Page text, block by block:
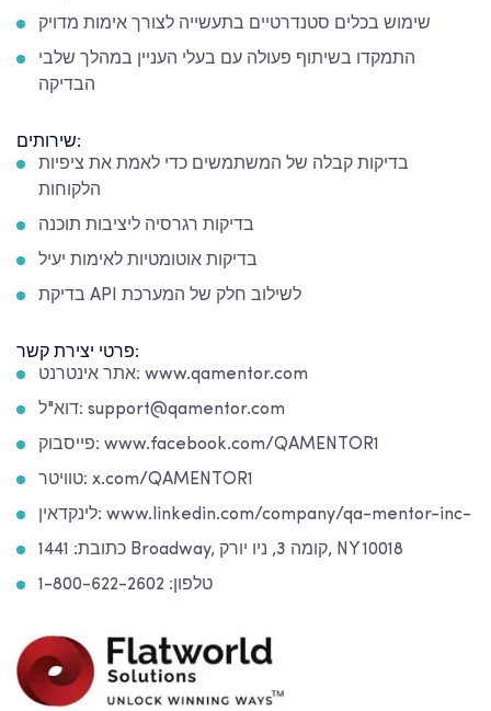
שימוש בכלים סטנדרטיים בתעשייה לצורך אימות מדויק
התמקדו בשיתוף פעולה עם בעלי העניין במהלך שלבי
הבדיקה
שירותים:
בדיקות קבלה של המשתמשים כדי לאמת את ציפיות
הלקוחות
בדיקות רגרסיה ליציבות תוכנה
בדיקות אוטומטיות לאימות יעיל
בדיקת API לשילוב חלק של המערכת
פרטי יצירת קשר:
אתר אינטרנט: www.qamentor.com
דוא"ל: support@qamentor.com
פייסבוק: www.facebook.com/QAMENTOR1
טוויטר: x.com/QAMENTOR1
לינקדאין: www.linkedin.com/company/qa-mentor-inc-
כתובת: 1441 Broadway, קומה 3, ניו יורק, NY 10018
טלפון: 1-800-622-2602